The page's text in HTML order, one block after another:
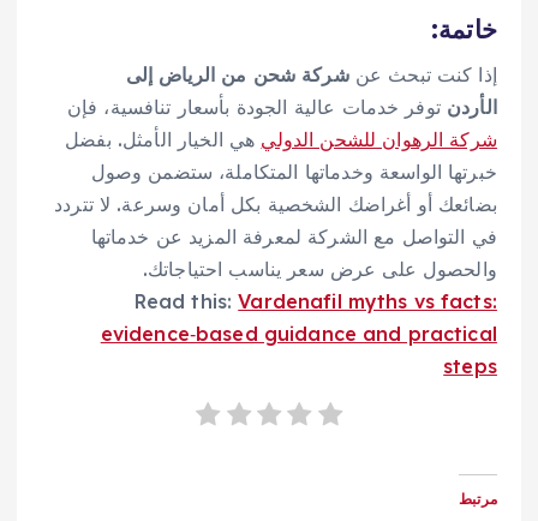
خاتمة:
إذا كنت تبحث عنشركة شحن من الرياض إلى
الأردن توفر خدمات عالية الجودة بأسعار تنافسية، فإن
شركة الرهوان للشحن الدولي هي الخيار الأمثل. بفضل
خبرتها الواسعة وخدماتها المتكاملة، ستضمن وصول
بضائعك أو أغراضك الشخصية بكل أمان وسرعة. لا تتردد
في التواصل مع الشركة لمعرفة المزيد عن خدماتها
والحصول على عرض سعر يناسب احتياجاتك.
Read this:Vardenafil myths vs facts:
evidence‑based guidance and practical
steps
مرتبط